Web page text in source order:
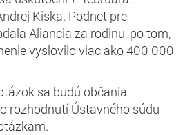
Kiska. Podnet pre
Aliancia za rodinu, po tom,
vyslovilo viac ako 400 000
sa budú občania
rozhodnutí Ústavného súdu